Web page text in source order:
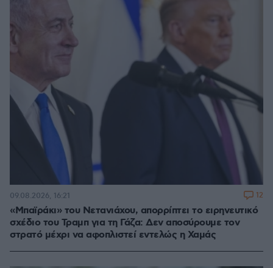
«Μπαϊράκι» του Νετανιάχου, απορρίπτει το ειρηνευτικό
σχέδιο του Τραμπ για τη Γάζα: Δεν αποσύρουμε τον
στρατό μέχρι να αφοπλιστεί εντελώς η Χαμάς
09.08.2026, 16:21 12